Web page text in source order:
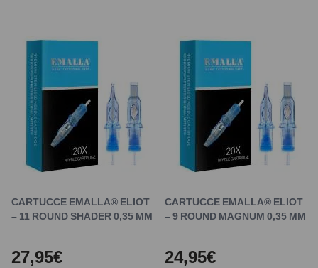
CARTUCCE EMALLA® ELIOT
– 11 ROUND SHADER 0,35 MM
27,95€
CARTUCCE EMALLA® ELIOT
– 9 ROUND MAGNUM 0,35 MM
24,95€